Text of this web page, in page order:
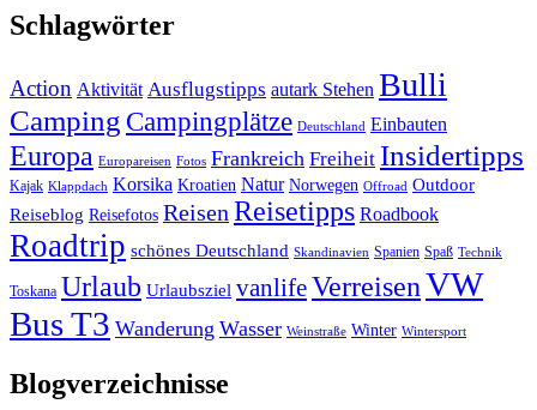
Schlagwörter
Action Aktivität Ausflugstipps autark Stehen Bulli
Camping Campingplätze Deutschland Einbauten
Europa Europareisen Fotos Frankreich Freiheit Insidertipps
Kajak Klappdach Korsika Kroatien Natur Norwegen Offroad Outdoor
Reiseblog Reisefotos ReisenReisetipps Roadbook
Roadtrip schönes Deutschland Skandinavien Spanien Spaß Technik
Toskana Urlaub Urlaubsziel vanlifeVerreisenVW
Bus T3 Wanderung Wasser Weinstraße Winter Wintersport
Blogverzeichnisse